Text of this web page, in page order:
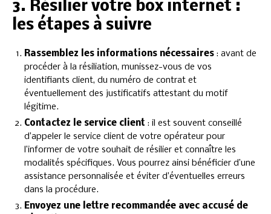
3. Résilier votre box internet :
les étapes à suivre
Rassemblez les informations nécessaires : avant de
procéder à la résiliation, munissez-vous de vos
identifiants client, du numéro de contrat et
éventuellement des justificatifs attestant du motif
légitime.
Contactez le service client : il est souvent conseillé
d’appeler le service client de votre opérateur pour
l’informer de votre souhait de résilier et connaître les
modalités spécifiques. Vous pourrez ainsi bénéficier d’une
assistance personnalisée et éviter d’éventuelles erreurs
dans la procédure.
Envoyez une lettre recommandée avec accusé de